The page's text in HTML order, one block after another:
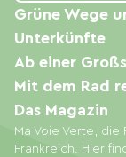
Ma Voie Verte,
Frankreich. Hier
Grüne Wege
Unterkünfte
Ab einer
Mit dem Rad
Das Magazin